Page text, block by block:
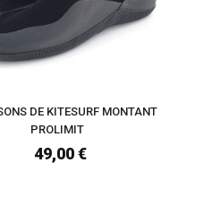
DE KITESURF MONTANT
PROLIMIT
49,00 €